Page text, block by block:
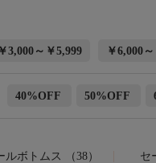
￥3,000～￥5,999 ￥6,000
40%OFF 50%OFF
ルボトムス （38） セ